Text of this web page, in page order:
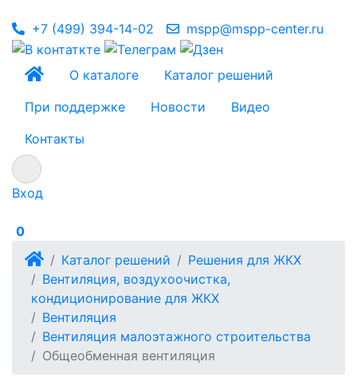
+7 (499) 394-14-02 mspp@mspp-center.ru
О каталоге
Каталог решений
При поддержке
Новости
Видео
Контакты
Вход
0
Каталог решений
Решения для ЖКХ
Вентиляция, воздухоочистка,
кондиционирование для ЖКХ
Вентиляция
Вентиляция малоэтажного строительства
Общеобменная вентиляция